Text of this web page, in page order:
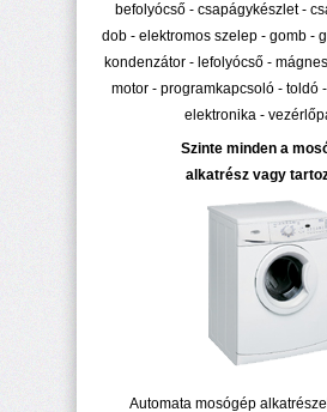
befolyócső - csapágykészlet -
dob - elektromos szelep - gomb -
kondenzátor - lefolyócső -
motor - programkapcsoló - toldó
elektronika -
Szinte minden a
alkatrész vagy
Automata mosógép